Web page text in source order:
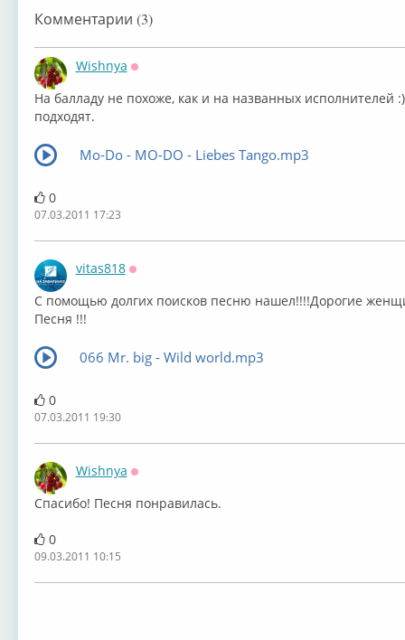
Комментарии (3)
Wishnya
На балладу не похоже, как и на названных исполнителей
подходят.
Mo-Do - MO-DO - Liebes Tango.mp3
0
07.03.2011 17:23
vitas818
С помощью долгих поисков песню нашел!!!!Дорогие
Песня !!!
066 Mr. big - Wild world.mp3
0
07.03.2011 19:30
Wishnya
Спасибо! Песня понравилась.
0
09.03.2011 10:15